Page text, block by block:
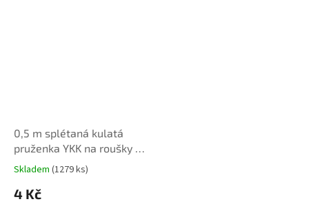
0,5 m splétaná kulatá
pruženka YKK na roušky 3
mm
Skladem (1279 ks)
4 Kč